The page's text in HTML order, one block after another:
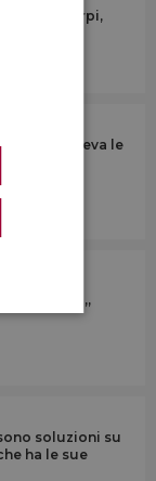
rese o estirpi,
tutti, e vedeva le
prima di
il “caso”
soluzioni su
ha le sue